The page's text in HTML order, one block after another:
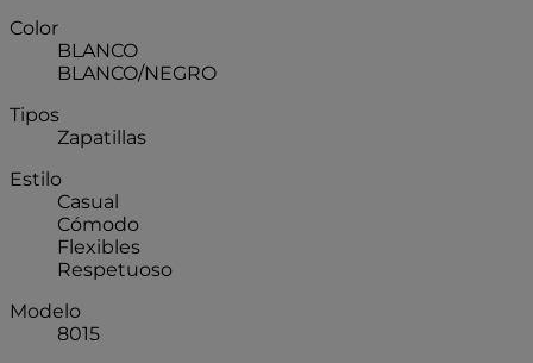
Color
BLANCO
BLANCO/NEGRO
Tipos
Zapatillas
Estilo
Casual
Cómodo
Flexibles
Respetuoso
Modelo
8015